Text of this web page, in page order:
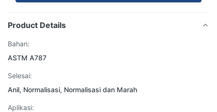
Product Details
Bahan:
ASTM A787
Selesai:
Anil, Normalisasi, Normalisasi dan Marah
Aplikasi: